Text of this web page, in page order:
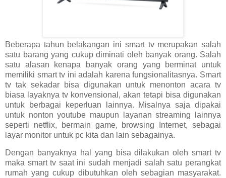
Beberapa tahun belakangan ini smart tv merupakan salah
satu barang yang cukup diminati oleh banyak orang. Salah
satu alasan kenapa banyak orang yang berminat untuk
memiliki smart tv ini adalah karena fungsionalitasnya. Smart
tv tak sekadar bisa digunakan untuk menonton acara tv
biasa layaknya tv konvensional, akan tetapi bisa digunakan
untuk berbagai keperluan lainnya. Misalnya saja dipakai
untuk nonton youtube maupun layanan streaming lainnya
seperti netflix, bermain game, browsing Internet, sebagai
layar monitor untuk pc kita dan lain sebagainya.
Dengan banyaknya hal yang bisa dilakukan oleh smart tv
maka smart tv saat ini sudah menjadi salah satu perangkat
rumah yang cukup dibutuhkan oleh sebagian masyarakat.